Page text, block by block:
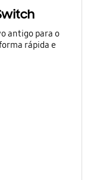
antigo para o
rápida e